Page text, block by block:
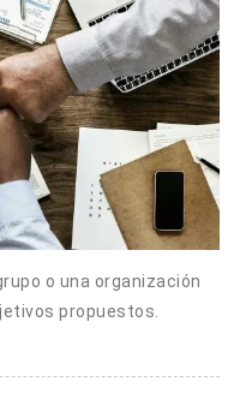
o una organización
propuestos.